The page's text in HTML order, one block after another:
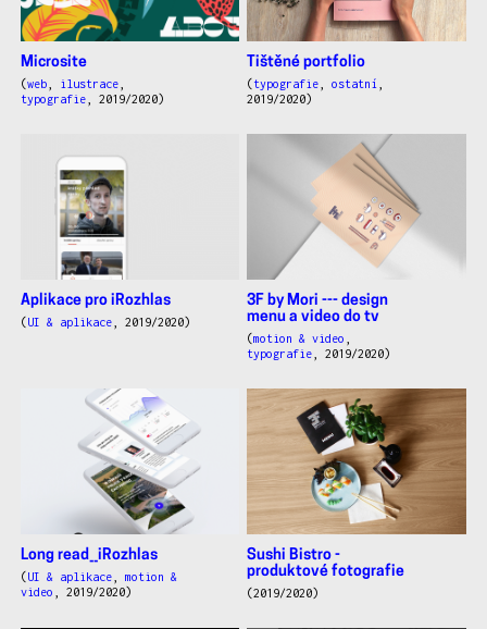
Microsite
(web, ilustrace,
typografie, 2019/2020)
Tištěné portfolio
(typografie ,ostatní
2019/2020)
Aplikace pro iRozhlas
(UI & aplikace, 2019/2020)
3F by Mori --- design
menu a video do tv
(motion & video
typografie , 2019/2020)
Long read__iRozhlas
(UI & aplikace, motion &
video , 2019/2020)
Sushi Bistro -
produktové fotografie
(2019/2020)